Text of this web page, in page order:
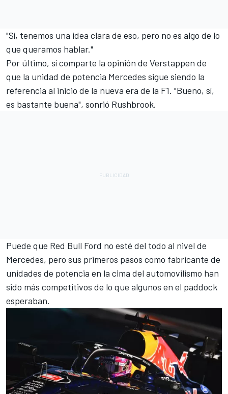
"Sí, tenemos una idea clara de eso, pero no es algo de lo
que queramos hablar."
Por último, sí comparte la opinión de Verstappen de
que la unidad de potencia Mercedes sigue siendo la
referencia al inicio de la nueva era de la F1. "Bueno, sí,
es bastante buena", sonrió Rushbrook.
Puede que Red Bull Ford no esté del todo al nivel de
Mercedes, pero sus primeros pasos como fabricante de
unidades de potencia en la cima del automovilismo han
sido más competitivos de lo que algunos en el paddock
esperaban.